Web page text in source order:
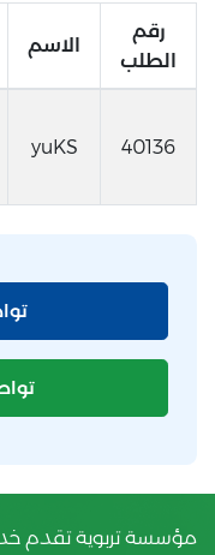
رقم
الطلب
الاسم
40136
yuKS
مؤسسة تربوية تقدم